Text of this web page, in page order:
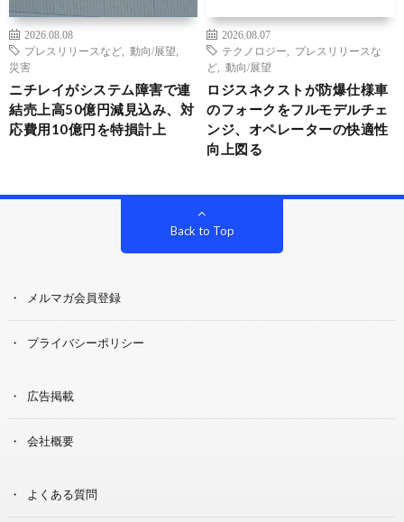
2026.08.08
プレスリリースなど
動向/展望
災害
ニチレイがシステム障害で連
結売上高50億円減見込み、対
応費用10億円を特損計上
2026.08.07
テクノロジー
プレスリリースな
ど
動向/展望
ロジスネクストが防爆仕様車
のフォークをフルモデルチェ
ンジ、オペレーターの快適性
向上図る
Back to Top
メルマガ会員登録
プライバシーポリシー
広告掲載
会社概要
よくある質問